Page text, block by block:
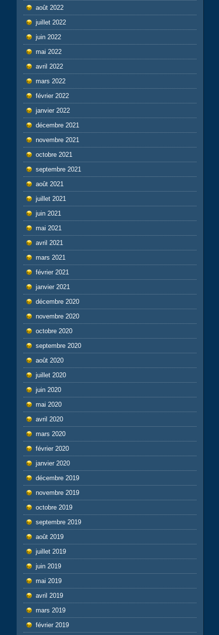
août 2022
juillet 2022
juin 2022
mai 2022
avril 2022
mars 2022
février 2022
janvier 2022
décembre 2021
novembre 2021
octobre 2021
septembre 2021
août 2021
juillet 2021
juin 2021
mai 2021
avril 2021
mars 2021
février 2021
janvier 2021
décembre 2020
novembre 2020
octobre 2020
septembre 2020
août 2020
juillet 2020
juin 2020
mai 2020
avril 2020
mars 2020
février 2020
janvier 2020
décembre 2019
novembre 2019
octobre 2019
septembre 2019
août 2019
juillet 2019
juin 2019
mai 2019
avril 2019
mars 2019
février 2019